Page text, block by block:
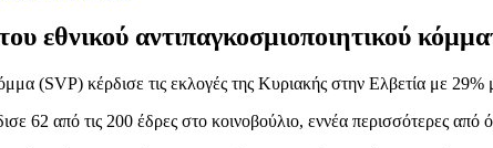
εθνικού αντιπαγκοσμιοποιητικού
(SVP) κέρδισε τις εκλογές της Κυριακής στην Ελβετία με
62 από τις 200 έδρες στο κοινοβούλιο, εννέα περισσότερες από